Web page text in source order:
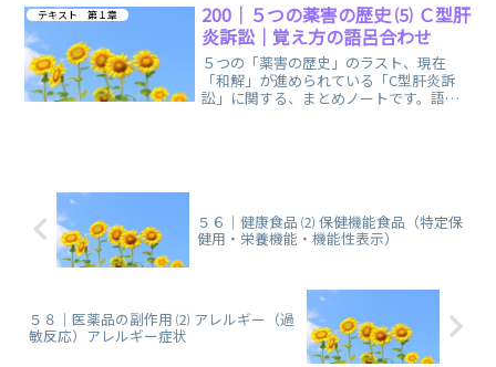
テキスト 第１章
200｜５つの薬害の歴史 ⑸ Ｃ型肝
炎訴訟｜覚え方の語呂合わせ
５つの「薬害の歴史」のラスト、現在
「和解」が進められている「C型肝炎訴
訟」に関する、まとめノートです。語呂
５６｜健康食品 ⑵ 保健機能食品（特定保
健用・栄養機能・機能性表示）
５８｜医薬品の副作用 ⑵ アレルギー（過
敏反応）アレルギー症状